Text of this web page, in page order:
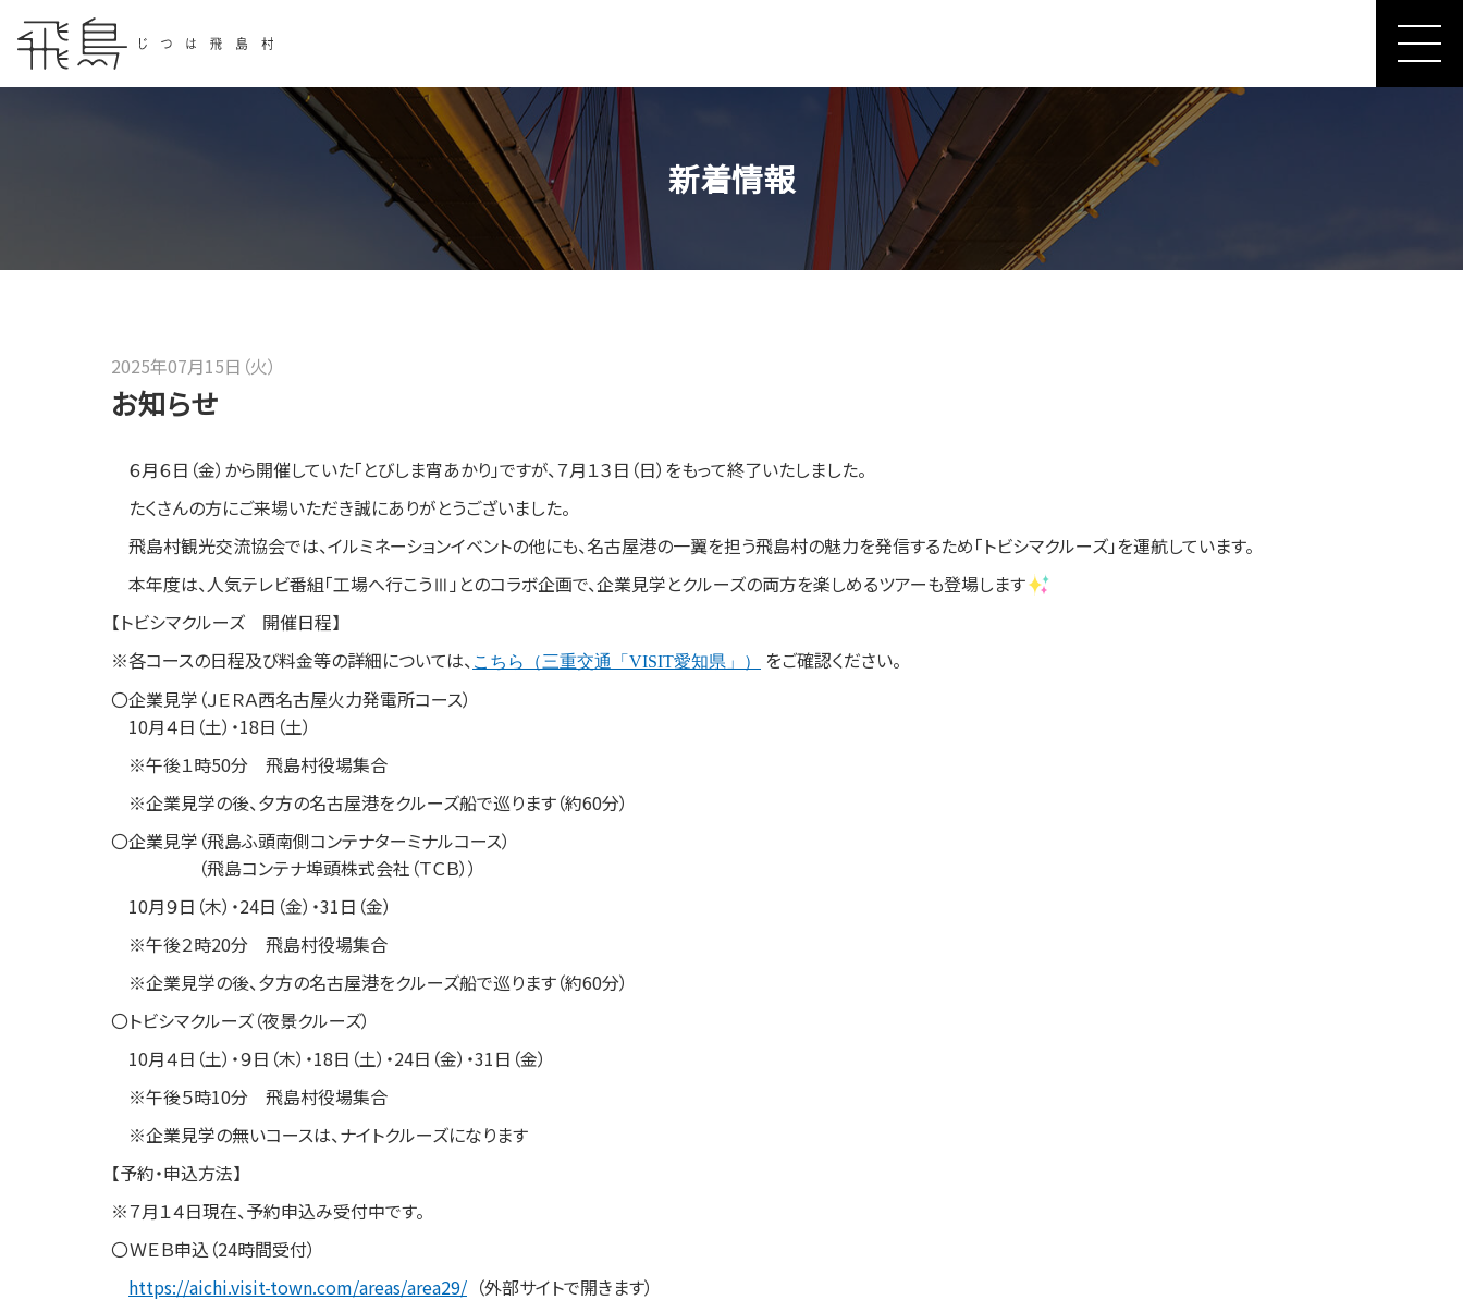
新着情報
お知らせ
2025年07月15日（火）
６月６日（金）から開催していた「とびしま宵あかり」ですが、７月１３日（日）をもって終了いたしました。
たくさんの方にご来場いただき誠にありがとうございました。
飛島村観光交流協会では、イルミネーションイベントの他にも、名古屋港の一翼を担う飛島村の魅力を発信するため「トビシマクルーズ」を運航しています。
本年度は、人気テレビ番組「工場へ行こうⅢ」とのコラボ企画で、企業見学とクルーズの両方を楽しめるツアーも登場します
【トビシマクルーズ 開催日程】
※各コースの日程及び料金等の詳細については、 こちら（三重交通「VISIT愛知県」）
をご確認ください。
〇企業見学（ＪＥＲＡ西名古屋火力発電所コース）
10月４日（土）・18日（土）
※午後１時50分 飛島村役場集合
※企業見学の後、夕方の名古屋港をクルーズ船で巡ります（約60分）
〇企業見学（飛島ふ頭南側コンテナターミナルコース）
（飛島コンテナ埠頭株式会社（ＴＣＢ））
10月９日（木）・24日（金）・31日（金）
※午後２時20分 飛島村役場集合
※企業見学の後、夕方の名古屋港をクルーズ船で巡ります（約60分）
〇トビシマクルーズ（夜景クルーズ）
10月４日（土）・９日（木）・18日（土）・24日（金）・31日（金）
※午後５時10分 飛島村役場集合
※企業見学の無いコースは、ナイトクルーズになります
【予約・申込方法】
※７月１４日現在、予約申込み受付中です。
〇ＷＥＢ申込（24時間受付）
https://aichi.visit-town.com/areas/area29/ （外部サイトで開きます）